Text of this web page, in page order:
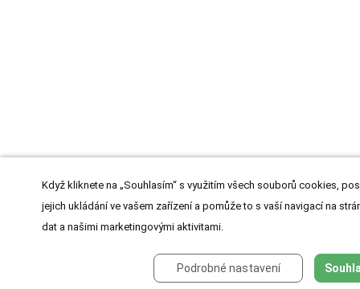
Když kliknete na „Souhlasím“ s využitím všech souborů cookies,
jejich ukládání ve vašem zařízení a pomůže to s vaší navigací na
dat a našimi marketingovými aktivitami.
Podrobné nastavení